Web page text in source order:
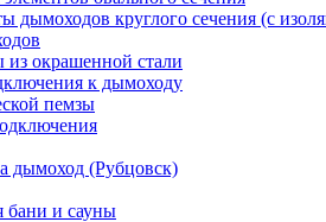
дымоходов круглого сечения (с
окрашенной стали
к дымоходу
пемзы
дымоход (Рубцовск)
бани и сауны